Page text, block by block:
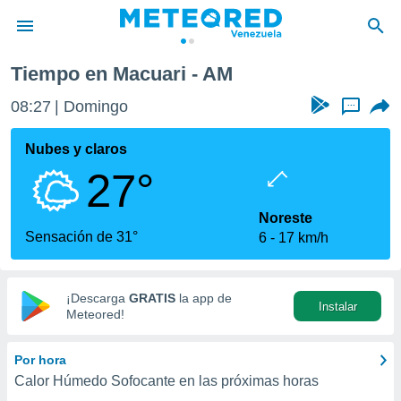
de
ha
calidad.
a este
las
y
digital
basada
Tiempo en Macuari - AM
08:27 Domingo ...
Nubes y claros
27°
Sensación de 31°
Noreste
6
17 km/h
¡Descarga GRATIS la app de
Meteored!
Instalar
Por hora
Calor Húmedo Sofocante en las próximas horas